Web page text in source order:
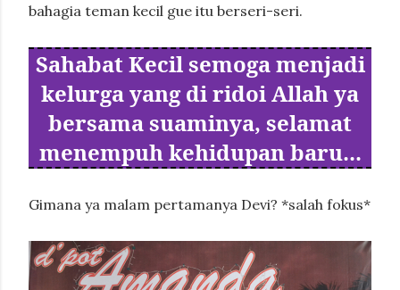
bahagia teman kecil gue itu berseri-seri.
Sahabat Kecil semoga menjadi
kelurga yang di ridoi Allah ya
bersama suaminya, selamat
menempuh kehidupan baru...
Gimana ya malam pertamanya Devi? *salah fokus*